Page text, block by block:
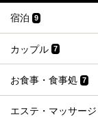
宿泊 9
カップル 7
お食事・食事処 7
エステ・マッサージ